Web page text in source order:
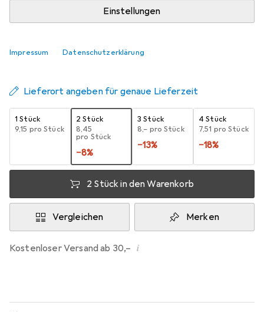
Einstellungen
Impressum Datenschutzerklärung
Lieferort angeben für genaue Lieferzeit
1 Stück
EUR
9,15 pro Stück
2 Stück
EUR
8,45
pro Stück
−8%
3 Stück
EUR
8,– pro Stück
−13%
4 Stück
EUR
7,51 pro Stück
−18%
2 Stück in den Warenkorb
Vergleichen Merken
Kostenloser Versand ab 30,– i